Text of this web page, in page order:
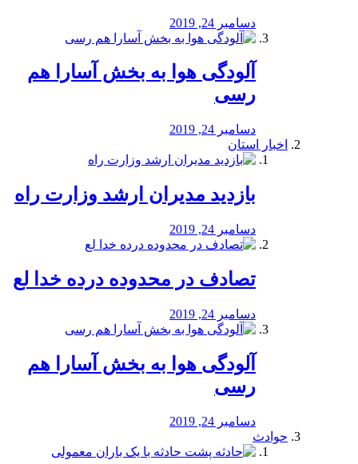
دسامبر 24, 2019
آلودگی هوا به بخش آسارا هم
رسی
دسامبر 24, 2019
اخبار استان
بازدید مدیران ارشد وزارت راه
دسامبر 24, 2019
تصادف در محدوده درده خدا لع
دسامبر 24, 2019
آلودگی هوا به بخش آسارا هم
رسی
دسامبر 24, 2019
حوادث